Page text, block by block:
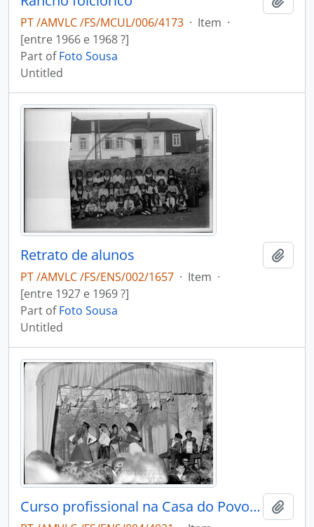
PT /AMVLC /FS/MCUL/006/4173 · Item ·
[entre 1966 e 1968 ?]
Part ofFoto Sousa
Untitled
Retrato de alunos
PT /AMVLC /FS/ENS/002/1657 · Item ·
[entre 1927 e 1969 ?]
Part ofFoto Sousa
Untitled
Curso profissional na Casa do Povo de Macieira de Cambra